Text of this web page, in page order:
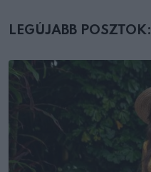
LEGÚJABB POSZTOK: